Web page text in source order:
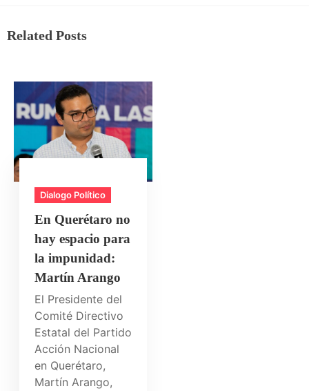
Related Posts
Dialogo Político
En Querétaro no
hay espacio para
la impunidad:
Martín Arango
El Presidente del
Comité Directivo
Estatal del Partido
Acción Nacional
en Querétaro,
Martín Arango,